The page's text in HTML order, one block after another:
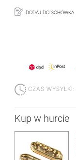
DODAJ DO SCHOWKA
CZAS WYSYŁKI:
Kup w hurcie